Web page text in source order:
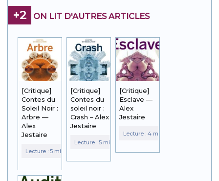
+2 ON LIT D'AUTRES ARTICLES
[Critique]
Contes du
Soleil Noir :
Arbre —
Alex
Jestaire
[Critique]
Contes du
soleil noir :
Crash – Alex
Jestaire
[Critique]
Esclave —
Alex
Jestaire